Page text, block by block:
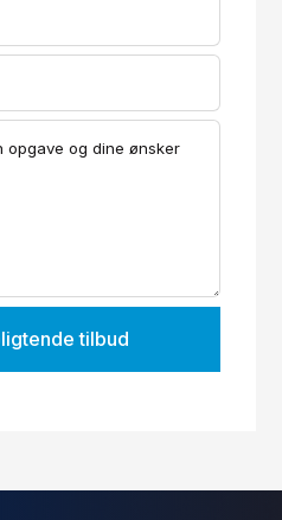
tilbud